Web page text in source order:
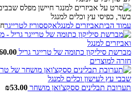
עמוד הביתאביזרים למנגלאקססוריז לטרייגר
מברשת סיליקון כתומה של טרייגר גריל
חזרה למוצרים
תערובת תבלינים ססקצ'ואן מושחר ₪53.00